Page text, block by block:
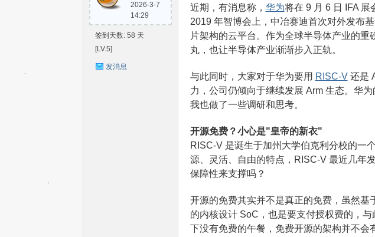
2026-3-7
14:29
签到天数: 58 天
[LV.5]
发消息
近期，有消息称， 华为将在 9 月 6 日 IFA 展
2019 年智博会上，中冶赛迪首次对外发布
片架构的云平台。作为全球半导体产业的
丸，也让半导体产业渐渐步入正轨。
与此同时，大家对于华为要用 RISC-V还是
力，公司仍倾向于继续发展 Arm 生态。华
我也做了一些调研和思考。
开源免费？小心是"皇帝的新衣"
RISC-V 是诞生于加州大学伯克利分校的一
源、灵活、自由的特点，RISC-V 最近几年
保障性来支撑吗？
开源的免费其实并不是真正的免费，虽然
的内核设计 SoC，也是要支付授权费的，
下没有免费的午餐，免费开源的架构并不